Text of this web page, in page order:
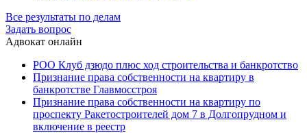
Все результаты по делам
Задать вопрос
Адвокат онлайн
РОО Клуб дзюдо плюс ход строительства и банкротство
Признание права собственности на квартиру в
банкротстве Главмосстроя
Признание права собственности на квартиру по
проспекту Ракетостроителей дом 7 в Долгопрудном и
включение в реестр